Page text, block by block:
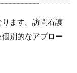
ます。訪問看護
別的なアプロー